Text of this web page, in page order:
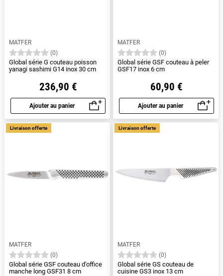
MATFER
(0)
Global série G couteau poisson
yanagi sashimi G14 inox 30 cm
236,90 €
Ajouter au panier
Aperçu rapide
MATFER
(0)
Global série GSF couteau à peler
GSF17 inox 6 cm
60,90 €
Ajouter au panier
Aperçu rapide
MATFER
(0)
Global série GSF couteau d'office
manche long GSF31 8 cm
Livraison offerte
MATFER
(0)
Global série GS couteau de
cuisine GS3 inox 13 cm
Livraison offerte